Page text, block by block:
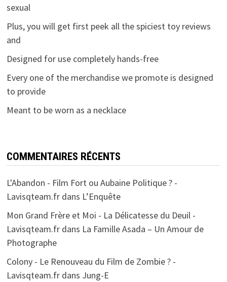
sexual
Plus, you will get first peek all the spiciest toy reviews
and
Designed for use completely hands-free
Every one of the merchandise we promote is designed
to provide
Meant to be worn as a necklace
COMMENTAIRES RÉCENTS
L'Abandon - Film Fort ou Aubaine Politique ? -
Lavisqteam.frdans L’Enquête
Mon Grand Frère et Moi - La Délicatesse du Deuil -
Lavisqteam.frdans La Famille Asada – Un Amour de
Photographe
Colony - Le Renouveau du Film de Zombie ? -
Lavisqteam.frdans Jung-E